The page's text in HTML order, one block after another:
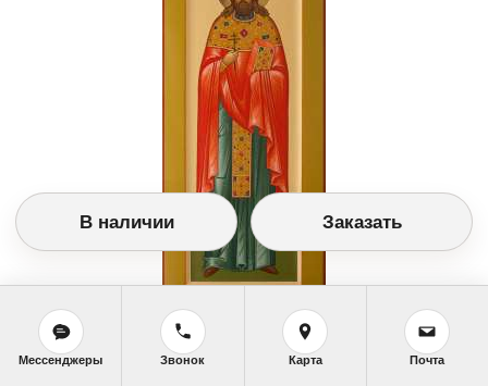
Изображение №6991 (20,5Х53 см. Дерево, темпера,
позолота.)
В наличии Заказать
Мессенджеры Звонок Карта Почта